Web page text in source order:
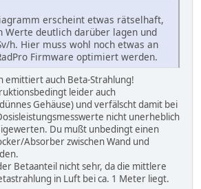
erscheint etwas rätselhaft,
Werte deutlich darüber lagen und
h. Hier muss wohl noch etwas an
Firmware optimiert werden.
emittiert auch Beta-Strahlung!
leider auch
Gehäuse) und verfälscht damit bei
nicht unerheblich
Du mußt unbedingt einen
Absorber zwischen Wand und
Betaanteil nicht sehr, da die mittlere
in Luft bei ca. 1 Meter liegt.